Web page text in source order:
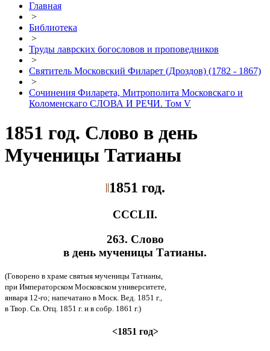
Главная
>
Библиотека
>
Труды лаврских богословов и проповедников
>
Святитель Московский Филарет (Дроздов) (1782 - 1867)
>
Сочинения Филарета, Митрополита Московскаго и
Коломенскаго СЛОВА И РЕЧИ. Том V
1851 год. Слово в день
Мученицы Татианы
1851 год.
CCCLII.
263. Слово
в день мученицы Татианы.
(Говорено в храме святыя мученицы Татианы,
при Императорском Московском университете,
января 12-го; напечатано в Моск. Вед. 1851 г.,
в Твор. Св. Отц. 1851 г. и в собр. 1861 г.)
<1851 год>